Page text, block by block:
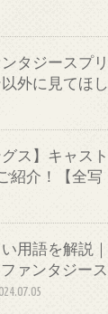
タジースプリ
外に見てほし
ス】キャスト
紹介！【全写
用語を解説｜
ァンタジース